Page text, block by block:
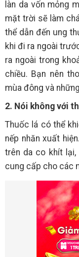
làn da vốn mỏng
mặt trời sẽ làm
thể dẫn đến ung
khi đi ra ngoài
ra ngoài trong
chiều. Bạn nên
mùa đông và
2. Nói không với
Thuốc lá có thể
nếp nhăn xuất
trên da co khít
cung cấp cho các